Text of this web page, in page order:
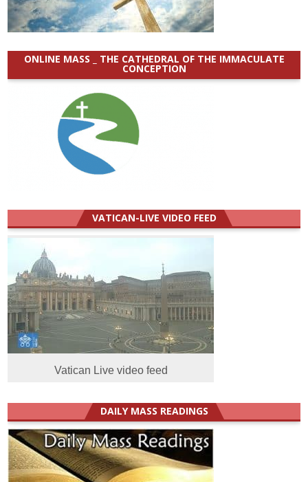
ONLINE MASS _ THE CATHEDRAL OF THE IMMACULATE
CONCEPTION
VATICAN-LIVE VIDEO FEED
Vatican Live video feed
DAILY MASS READINGS